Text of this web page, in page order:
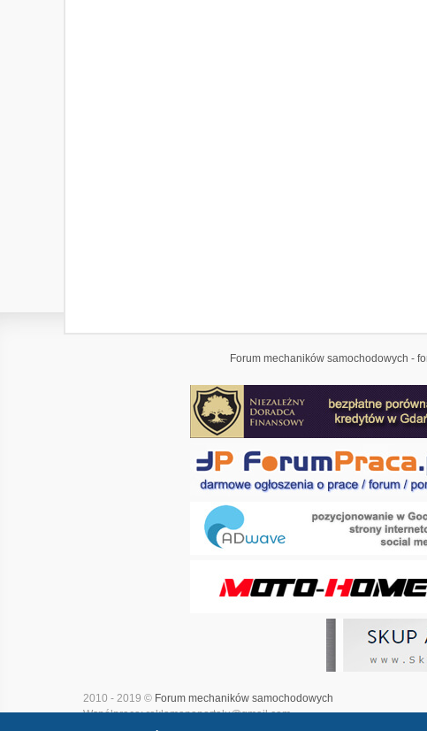
Forum mechaników samochodowych -
2010 - 2019 © Forum mechaników samochodowych
Współpraca: reklamanaportalu@gmail.com